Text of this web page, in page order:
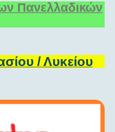
Πανελλαδικών
/ Λυκείου